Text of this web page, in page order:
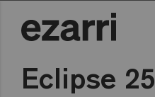
Eclipse 25